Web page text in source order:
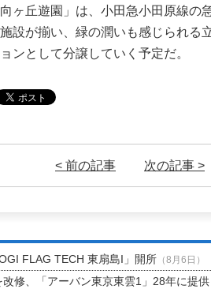
向ヶ丘遊園」は、小田急小田原線の
設が揃い、緑の潤いも感じられる
ンとして分譲していく予定だ。
< 前の記事 次の記事 >
FLAG TECH 東扇島I」開所（8月6日）
修、「アーバン東京東雲1」28年に提供